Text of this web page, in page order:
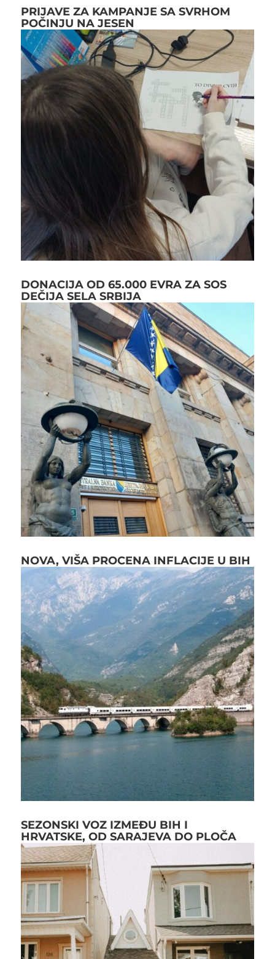
PRIJAVE ZA KAMPANJE SA SVRHOM
POČINJU NA JESEN
DONACIJA OD 65.000 EVRA ZA SOS
DEČIJA SELA SRBIJA
NOVA, VIŠA PROCENA INFLACIJE U BIH
SEZONSKI VOZ IZMEĐU BIH I
HRVATSKE, OD SARAJEVA DO PLOČA